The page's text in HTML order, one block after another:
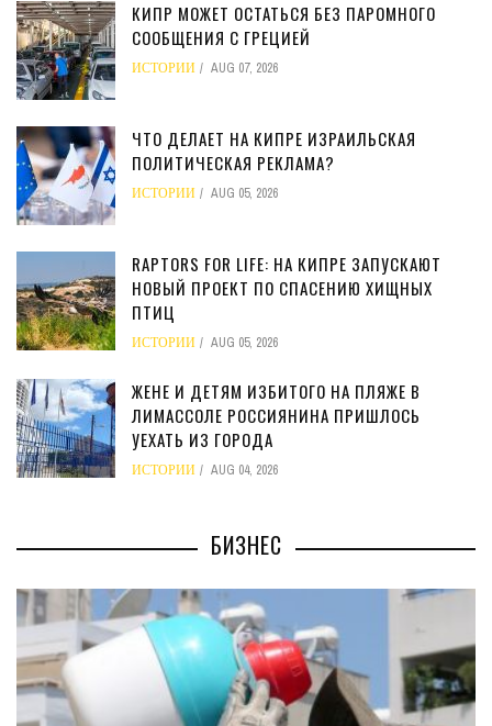
КИПР МОЖЕТ ОСТАТЬСЯ БЕЗ ПАРОМНОГО
СООБЩЕНИЯ С ГРЕЦИЕЙ
ИСТОРИИ AUG 07, 2026
ЧТО ДЕЛАЕТ НА КИПРЕ ИЗРАИЛЬСКАЯ
ПОЛИТИЧЕСКАЯ РЕКЛАМА?
ИСТОРИИ AUG 05, 2026
RAPTORS FOR LIFE: НА КИПРЕ ЗАПУСКАЮТ
НОВЫЙ ПРОЕКТ ПО СПАСЕНИЮ ХИЩНЫХ
ПТИЦ
ИСТОРИИ AUG 05, 2026
ЖЕНЕ И ДЕТЯМ ИЗБИТОГО НА ПЛЯЖЕ В
ЛИМАССОЛЕ РОССИЯНИНА ПРИШЛОСЬ
УЕХАТЬ ИЗ ГОРОДА
ИСТОРИИ AUG 04, 2026
БИЗНЕС